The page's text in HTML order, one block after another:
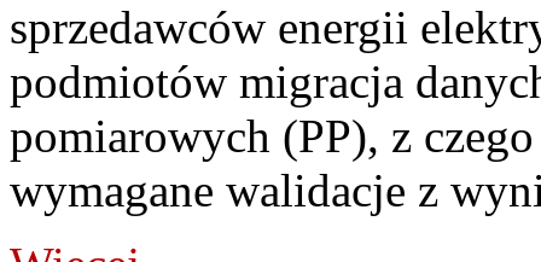
sprzedawców energii
podmiotów migracja
pomiarowych (PP), z
wymagane walidacje z